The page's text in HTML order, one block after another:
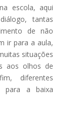
escola, aqui
tantas
de não
ir para a aula,
situações
aos olhos de
diferentes
para a baixa